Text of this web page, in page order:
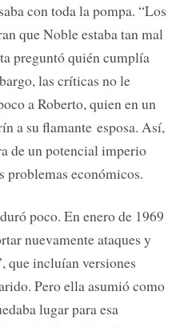
con toda la pompa. “Los
que Noble estaba tan mal
preguntó quién cumplía
las críticas no le
a Roberto, quien en un
a su flamante esposa. Así,
de un potencial imperio
problemas económicos.
poco. En enero de 1969
nuevamente ataques y
que incluían versiones
Pero ella asumió como
lugar para esa